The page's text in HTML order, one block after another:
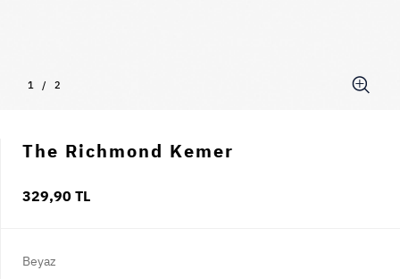
1 / 2
The Richmond Kemer
329,90 TL
Beyaz